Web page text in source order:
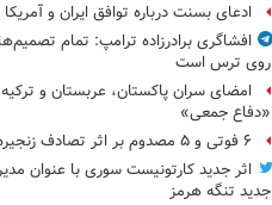
ادعای بسنت درباره توافق ایران و آمریکا
افشاگری برادرزاده ترامپ: تمام
روی ترس است
امضای سران پاکستان، عربستان و ترکیه
«دفاع جمعی»
۶ فوتی و ۵ مصدوم بر اثر تصادف زنجیره‌ای
اثر جدید کارتونیست سوری با عنوان
جدید تنگه هرمز